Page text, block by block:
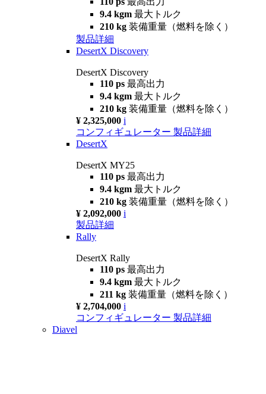
9.4 kgm 最大トルク
210 kg 装備重量（燃料を除く）
製品詳細
DesertX Discovery
DesertX Discovery
110 ps 最高出力
9.4 kgm 最大トルク
210 kg 装備重量（燃料を除く）
¥ 2,325,000 i
コンフィギュレーター 製品詳細
DesertX
DesertX MY25
110 ps 最高出力
9.4 kgm 最大トルク
210 kg 装備重量（燃料を除く）
¥ 2,092,000 i
製品詳細
Rally
DesertX Rally
110 ps 最高出力
9.4 kgm 最大トルク
211 kg 装備重量（燃料を除く）
¥ 2,704,000 i
コンフィギュレーター 製品詳細
Diavel